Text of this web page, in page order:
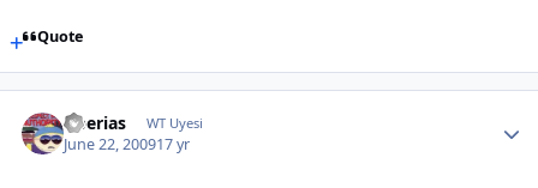
Quote
tiberias WT Uyesi
June 22, 200917 yr